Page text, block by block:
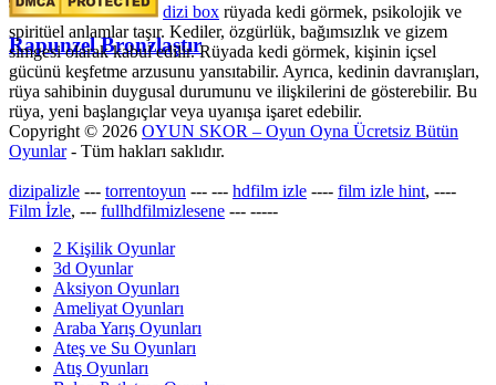
Rapunzel Bronzlaştır
dizi box rüyada kedi görmek​, psikolojik ve
spiritüel anlamlar taşır. Kediler, özgürlük, bağımsızlık ve gizem
simgesi olarak kabul edilir. Rüyada kedi görmek, kişinin içsel
gücünü keşfetme arzusunu yansıtabilir. Ayrıca, kedinin davranışları,
rüya sahibinin duygusal durumunu ve ilişkilerini de gösterebilir. Bu
rüya, yeni başlangıçlar veya uyanışa işaret edebilir.
Copyright © 2026 OYUN SKOR – Oyun Oyna Ücretsiz Bütün
Oyunlar- Tüm hakları saklıdır.
dizipalizle --- torrentoyun --- --- hdfilm izle ---- film izle hint, ----
Film İzle, --- fullhdfilmizlesene --- -----
2 Kişilik Oyunlar
3d Oyunlar
Aksiyon Oyunları
Ameliyat Oyunları
Araba Yarış Oyunları
Ateş ve Su Oyunları
Atış Oyunları